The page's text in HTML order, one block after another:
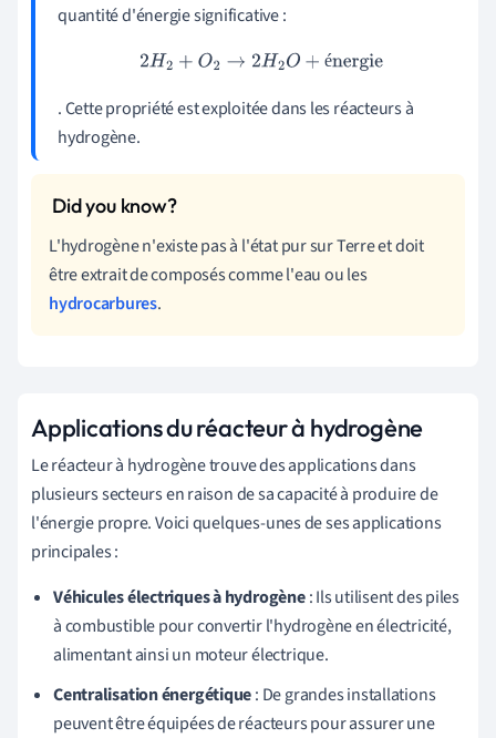
quantité d'énergie significative :
é
2H 2+O 2→2 H2O+énergie
. Cette propriété est exploitée dans les réacteurs à
hydrogène.
L'hydrogène n'existe pas à l'état pur sur Terre et doit
être extrait de composés comme l'eau ou les
hydrocarbures.
Applications du réacteur à hydrogène
Le réacteur à hydrogène trouve des applications dans
plusieurs secteurs en raison de sa capacité à produire de
l'énergie propre. Voici quelques-unes de ses applications
principales :
Véhicules électriques à hydrogène: Ils utilisent des piles
à combustible pour convertir l'hydrogène en électricité,
alimentant ainsi un moteur électrique.
Centralisation énergétique: De grandes installations
peuvent être équipées de réacteurs pour assurer une